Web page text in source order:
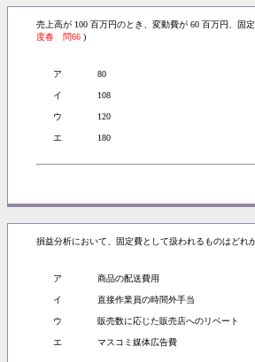
売上高が 100 百万円のとき、変動費が 60 百万円、
度春 問66 )
ア 80
イ 108
ウ 120
エ 180
損益分析において、固定費として扱われるものはど
ア 商品の配送費用
イ 直接作業員の時間外手当
ウ 販売数に応じた販売店へのリベート
エ マスコミ媒体広告費